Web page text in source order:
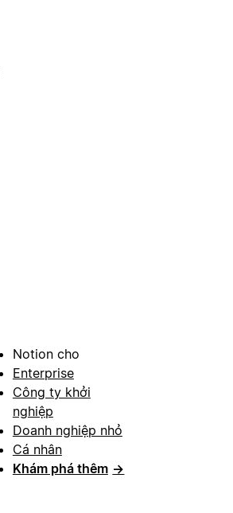
Notion cho
Enterprise
Công ty khởi
nghiệp
Doanh nghiệp nhỏ
Cá nhân
Khám phá thêm →